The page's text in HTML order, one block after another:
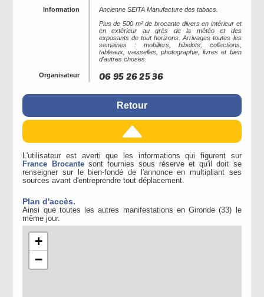
Information
Ancienne SEITA Manufacture des tabacs.
Plus de 500 m² de brocante divers en intérieur et
en extérieur au grès de la météo et des
exposants de tout horizons. Arrivages toutes les
semaines : mobiliers, bibelots, collections,
tableaux, vaisselles, photographie, livres et bien
d'autres choses.
Organisateur
Retour
L'utilisateur est averti que les informations qui figurent sur
France Brocantesont fournies sous réserve et qu'il doit se
renseigner sur le bien-fondé de l'annonce en multipliant ses
sources avant d'entreprendre tout déplacement.
Plan d'accès.
Ainsi que toutes les autres manifestations en Gironde (33) le
même jour.
+
−